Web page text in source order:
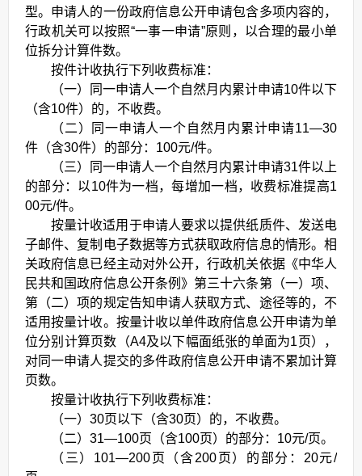
型。申请人的一份政府信息公开申请包含多项内容的，
行政机关可以按照“一事一申请”原则，以合理的最小单
位拆分计算件数。
按件计收执行下列收费标准：
（一）同一申请人一个自然月内累计申请10件以下
（含10件）的，不收费。
（二）同一申请人一个自然月内累计申请11—30
件（含30件）的部分：100元/件。
（三）同一申请人一个自然月内累计申请31件以上
的部分：以10件为一档，每增加一档，收费标准提高1
00元/件。
按量计收适用于申请人要求以提供纸质件、发送电
子邮件、复制电子数据等方式获取政府信息的情形。相
关政府信息已经主动对外公开，行政机关依据《中华人
民共和国政府信息公开条例》第三十六条第（一）项、
第（二）项的规定告知申请人获取方式、途径等的，不
适用按量计收。按量计收以单件政府信息公开申请为单
位分别计算页数（A4及以下幅面纸张的单面为1页），
对同一申请人提交的多件政府信息公开申请不累加计算
页数。
按量计收执行下列收费标准：
（一）30页以下（含30页）的，不收费。
（二）31—100页（含100页）的部分：10元/页。
（三）101—200页（含200页）的部分：20元/